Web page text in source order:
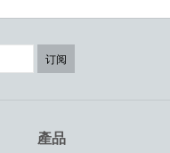
订阅
產品